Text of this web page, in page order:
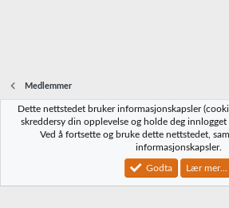
Medlemmer
Norbrygg-default
Vilkår og regler
Community platform by XenForo® © 2010-2023
Dette nettstedet bruker informasjonskapsler
skreddersy din opplevelse og holde deg innlogget
Ved å fortsette og bruke dette nettstedet,
informasjonskapsler.
Godta Lær mer...